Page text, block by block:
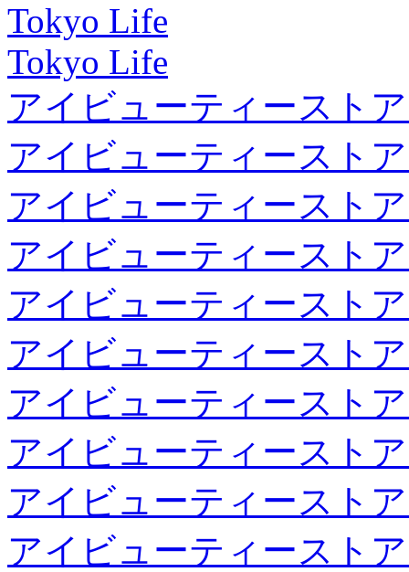
Tokyo Life
Tokyo Life
アイビューティースト
アイビューティースト
アイビューティースト
アイビューティースト
アイビューティースト
アイビューティースト
アイビューティースト
アイビューティースト
アイビューティースト
アイビューティースト